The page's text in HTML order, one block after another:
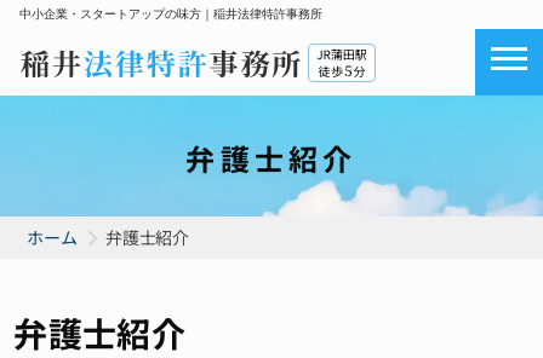
中小企業・スタートアップの味方｜稲井法律特許事務所
弁護士紹介
ホーム 弁護士紹介
弁護士紹介